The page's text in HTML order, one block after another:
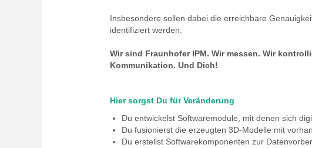
Insbesondere sollen dabei die erreichbare
identifiziert werden.
Wir sind Fraunhofer IPM. Wir messen. Wir
Kommunikation. Und Dich!
Hier sorgst Du für Veränderung
Du entwickelst Softwaremodule, mit denen sich
Du fusionierst die erzeugten 3D‑Modelle mit
Du erstellst Softwarekomponenten zur